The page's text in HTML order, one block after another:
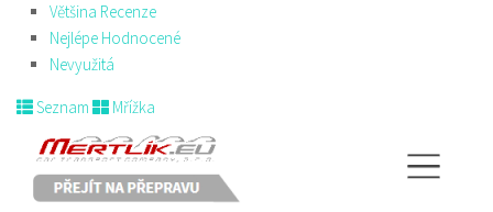
Většina Recenze
Nejlépe Hodnocené
Nevyužitá
Seznam Mřížka